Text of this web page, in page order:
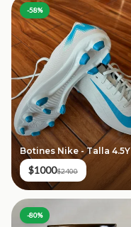
-58%
Botines Nike - Talla 4.5Y
$1000$2400
-80%